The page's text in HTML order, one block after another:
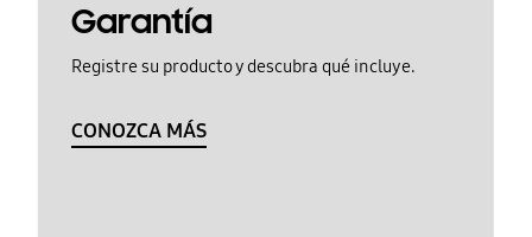
Garantía
Registre su producto y descubra qué incluye.
CONOZCA MÁS